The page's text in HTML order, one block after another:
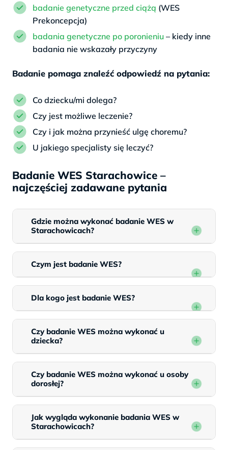
badanie genetyczne przed ciążą (WES
Prekoncepcja)
badania genetyczne po poronieniu – kiedy inne
badania nie wskazały przyczyny
Badanie pomaga znaleźć odpowiedź na pytania:
Co dziecku/mi dolega?
Czy jest możliwe leczenie?
Czy i jak można przynieść ulgę choremu?
U jakiego specjalisty się leczyć?
Badanie WES Starachowice –
najczęściej zadawane pytania
Gdzie można wykonać badanie WES w
Starachowicach?
Czym jest badanie WES?
Dla kogo jest badanie WES?
Czy badanie WES można wykonać u
dziecka?
Czy badanie WES można wykonać u osoby
dorosłej?
Jak wygląda wykonanie badania WES w
Starachowicach?